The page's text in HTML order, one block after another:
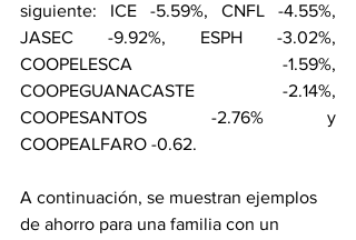
siguiente: ICE -5.59%, CNFL -4.55%,
JASEC -9.92%, ESPH -3.02%,
COOPELESCA -1.59%,
COOPEGUANACASTE -2.14%,
COOPESANTOS -2.76% y
COOPEALFARO -0.62.
A continuación, se muestran ejemplos
de ahorro para una familia con un